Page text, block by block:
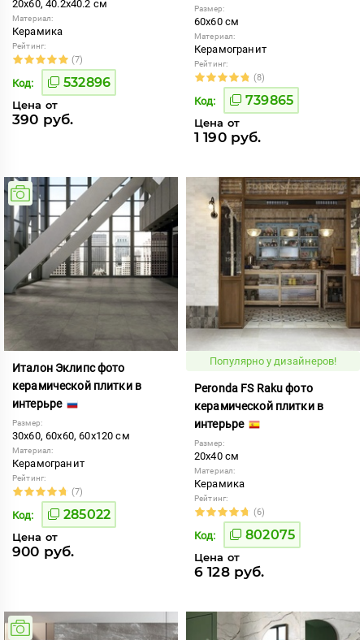
20x60, 40.2x40.2 см
Материал:
Керамика
Рейтинг:
(7)
Код: 532896
Цена от
390 руб.
Размер:
60x60 см
Материал:
Керамогранит
Рейтинг:
(8)
Код: 739865
Цена от
1 190 руб.
Италон Эклипс фото
керамической плитки в
интерьре
Размер:
30x60, 60x60, 60x120 см
Материал:
Керамогранит
Рейтинг:
(7)
Код: 285022
Цена от
900 руб.
Популярно у дизайнеров!
Peronda FS Raku фото
керамической плитки в
интерьре
Размер:
20x40 см
Материал:
Керамика
Рейтинг:
(6)
Код: 802075
Цена от
6 128 руб.